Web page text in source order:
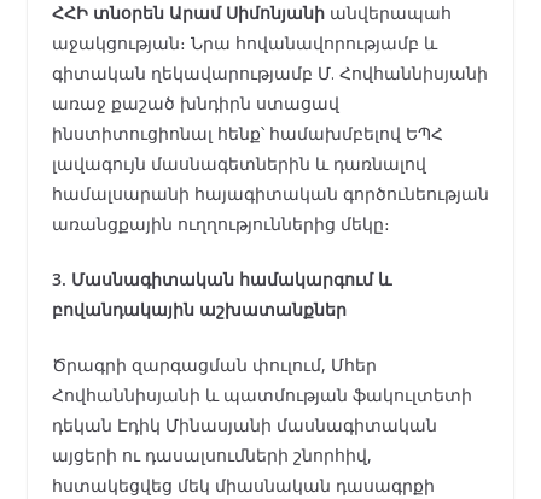
ՀՀԻ տնօրեն Արամ Սիմոնյանիանվերապահ
աջակցության։ Նրա հովանավորությամբ և
գիտական ղեկավարությամբ Մ. Հովհաննիսյանի
առաջ քաշած խնդիրն ստացավ
ինստիտուցիոնալ հենք՝ համախմբելով ԵՊՀ
լավագույն մասնագետներին և դառնալով
համալսարանի հայագիտական գործունեության
առանցքային ուղղություններից մեկը։
3. Մասնագիտական համակարգում և
բովանդակային աշխատանքներ
Ծրագրի զարգացման փուլում, Մհեր
Հովհաննիսյանի և պատմության ֆակուլտետի
դեկան Էդիկ Մինասյանի մասնագիտական
այցերի ու դասալսումների շնորհիվ,
հստակեցվեց մեկ միասնական դասագրքի